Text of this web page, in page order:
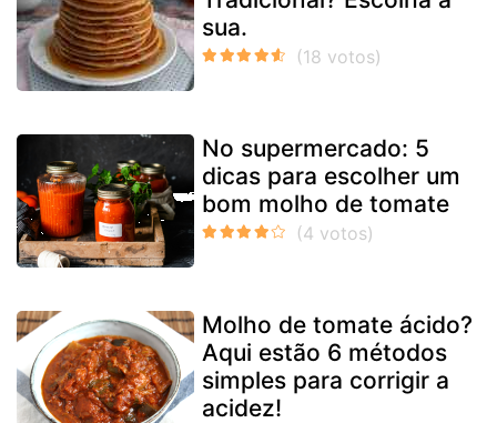
sua.
No supermercado: 5
dicas para escolher um
bom molho de tomate
Molho de tomate ácido?
Aqui estão 6 métodos
simples para corrigir a
acidez!